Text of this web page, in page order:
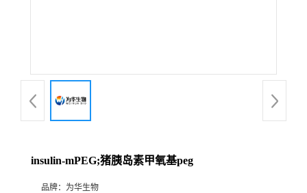
insulin-mPEG;猪胰岛素甲氧基peg
品牌： 为华生物